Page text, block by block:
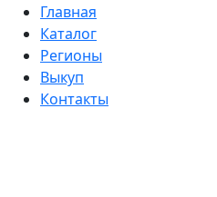
Главная
Каталог
Регионы
Выкуп
Контакты